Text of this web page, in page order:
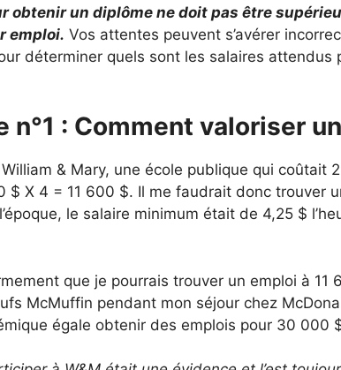
obtenir un diplôme ne doit pas être
emploi. Vos attentes peuvent s’avérer
déterminer quels sont les salaires
n°1 : Comment valoriser
& Mary, une école publique qui
$ X 4 = 11 600 $. Il me faudrait donc trouver
le salaire minimum était de 4,25 $
que je pourrais trouver un emploi à 11
McMuffin pendant mon séjour chez
égale obtenir des emplois pour 30 000